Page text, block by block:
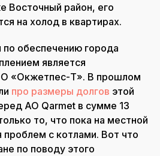
Восточный район, его
на холод в квартирах.
обеспечению города
является
«Окжетпес-Т». В прошлом
про размеры долгов этой
АО Qarmet в сумме 13
то, что пока на местной
с котлами. Вот что
по поводу этого